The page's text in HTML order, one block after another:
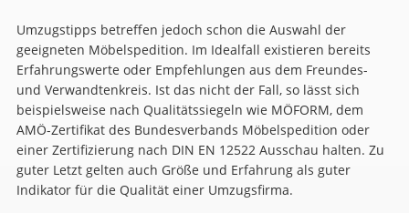
Umzugstipps betreffen jedoch schon die Auswahl der
geeigneten Möbelspedition. Im Idealfall existieren bereits
Erfahrungswerte oder Empfehlungen aus dem Freundes-
und Verwandtenkreis. Ist das nicht der Fall, so lässt sich
beispielsweise nach Qualitätssiegeln wie MÖFORM, dem
AMÖ-Zertifikat des Bundesverbands Möbelspedition oder
einer Zertifizierung nach DIN EN 12522 Ausschau halten. Zu
guter Letzt gelten auch Größe und Erfahrung als guter
Indikator für die Qualität einer Umzugsfirma.